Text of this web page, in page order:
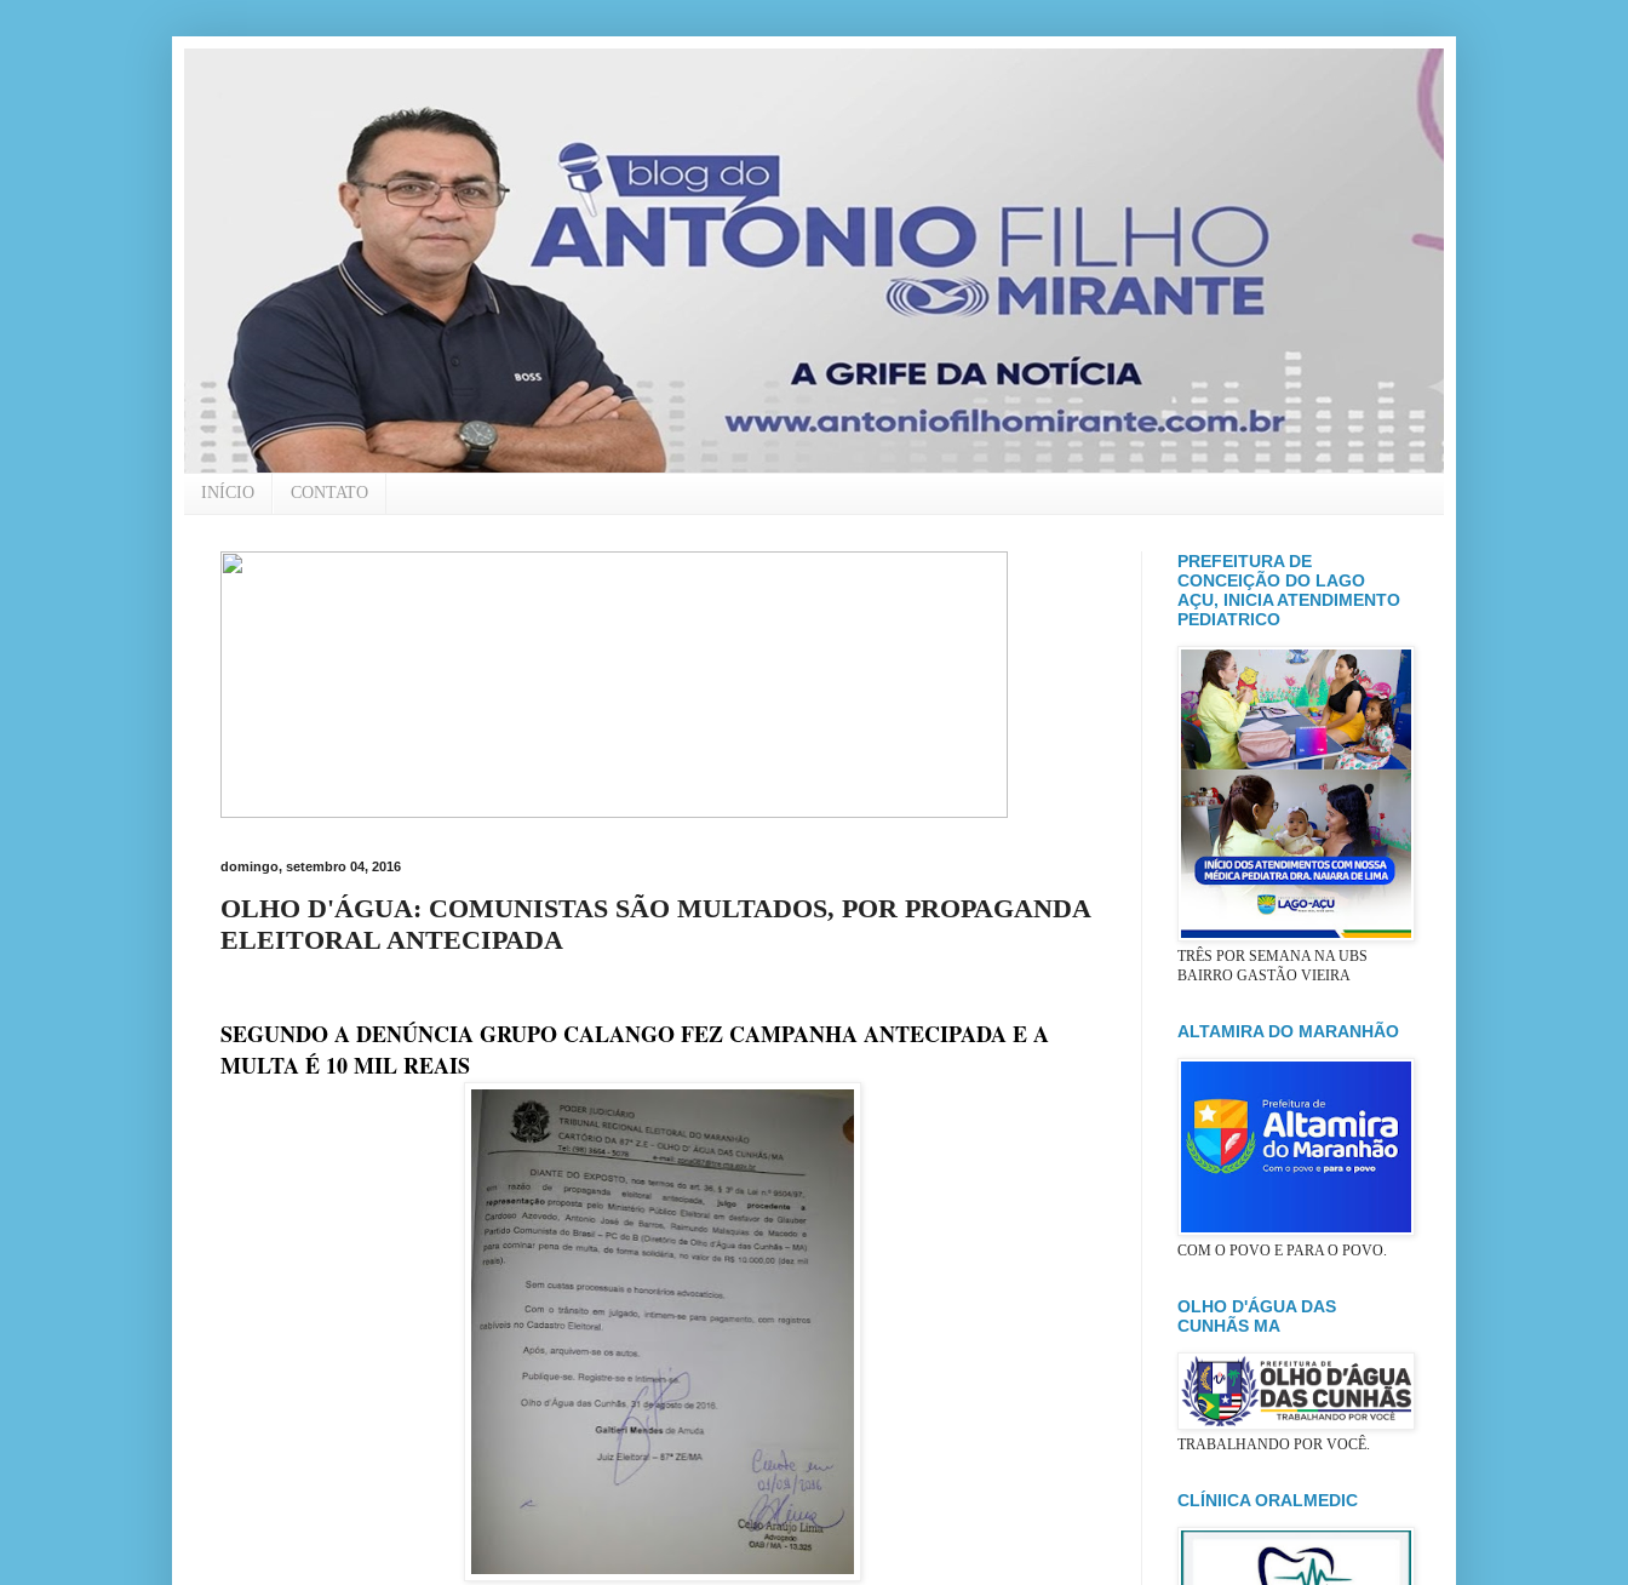
INÍCIO CONTATO
domingo, setembro 04, 2016
OLHO D'ÁGUA: COMUNISTAS SÃO MULTADOS, POR PROPAGANDA
ELEITORAL ANTECIPADA
SEGUNDO A DENÚNCIA GRUPO CALANGO FEZ CAMPANHA ANTECIPADA E A
MULTA É 10 MIL REAIS
PREFEITURA DE
CONCEIÇÃO DO LAGO
AÇU, INICIA ATENDIMENTO
PEDIATRICO
TRÊS POR SEMANA NA UBS
BAIRRO GASTÃO VIEIRA
ALTAMIRA DO MARANHÃO
COM O POVO E PARA O POVO.
OLHO D'ÁGUA DAS
CUNHÃS MA
TRABALHANDO POR VOCÊ.
CLÍNIICA ORALMEDIC